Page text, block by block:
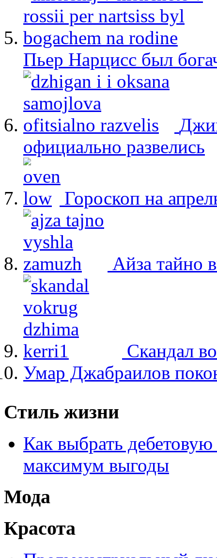
Пьер Нарцисс был
официально развелись
Гороскоп на
Айза тайно
Скандал
Умар Джабраилов
Стиль жизни
Как выбрать дебетовую
максимум выгоды
Мода
Красота